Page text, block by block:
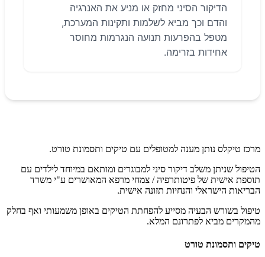
הדיקור הסיני מחזק או מניע את האנרגיה
והדם וכך מביא לשלמות ותקינות המערכת,
מטפל בהפרעות תנועה הנגרמות מחוסר
אחידות בזרימה.
מרכז טיקלס נותן מענה למטופלים עם טיקים ותסמונת טורט.
הטיפול שניתן משלב דיקור סיני למבוגרים ומותאם במיוחד לילדים עם
תוספת אישית של פיטותרפיה / צמחי מרפא המאושרים ע"י משרד
הבריאות הישראלי והנחיות תזונה אישית.
טיפול בשורש הבעיה מסייע להפחתת הטיקים באופן משמעותי ואף בחלק
מהמקרים מביא לפתרונם המלא.
טיקים ותסמונת טורט